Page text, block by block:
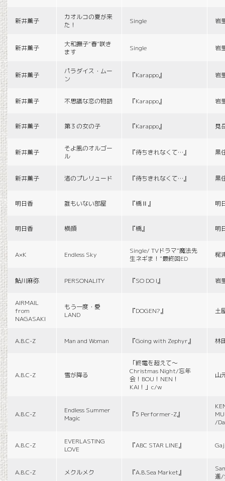
新井薫子
カオルコの夏が来
た！
Single 岩
新井薫子
大和撫子“春”咲き
ます
Single 岩
新井薫子
パラダイス・ムー
ン
『Karappo』 岩
新井薫子 不思議な恋の物語 『Karappo』 岩
新井薫子 第３の女の子 『Karappo』 見
新井薫子
そよ風のオルゴー
ル
『待ちきれなくて…』 黒
新井薫子 渚のプレリュード 『待ちきれなくて…』 黒
明日香 誰もいない部屋 『橋Ⅱ』 明
明日香 横顔 『橋』 明
A×K Endless Sky
Single/ TVドラマ“魔法先
生ネギま！”最終回ED
梶
鮎川麻弥 PERSONALITY 『SO DO I』 岩
AIRMAIL
from
NAGASAKI
もう一度・愛
LAND
『DOGEN?』 土
A.B.C-Z Man and Woman 『Going with Zephyr』 林
A.B.C-Z 雪が降る
「終電を超えて～
Christmas Night/忘年
会！BOU！NEN！
KAI！」c/w
山
A.B.C-Z
Endless Summer
Magic
『5 Performer-Z』
/
A.B.C-Z
EVERLASTING
LOVE
『ABC STAR LINE』
A.B.C-Z メクルメク 『A.B.Sea Market』
進/